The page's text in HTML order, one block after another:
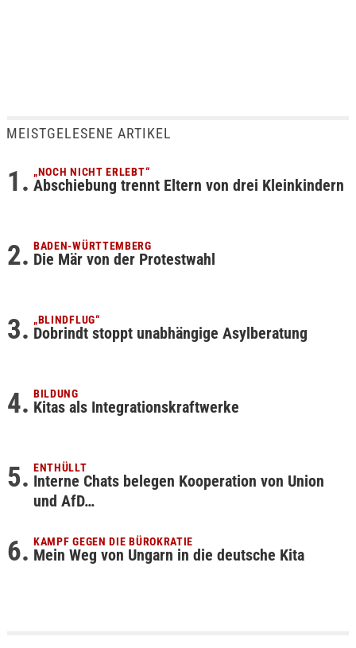
MEISTGELESENE ARTIKEL
„NOCH NICHT ERLEBT“
Abschiebung trennt Eltern von drei Kleinkindern
BADEN-WÜRTTEMBERG
Die Mär von der Protestwahl
„BLINDFLUG“
Dobrindt stoppt unabhängige Asylberatung
BILDUNG
Kitas als Integrationskraftwerke
ENTHÜLLT
Interne Chats belegen Kooperation von Union
und AfD…
KAMPF GEGEN DIE BÜROKRATIE
Mein Weg von Ungarn in die deutsche Kita